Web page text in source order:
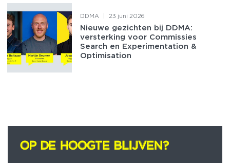
DDMA 23 juni 2026
Nieuwe gezichten bij DDMA:
versterking voor Commissies
Search en Experimentation &
Optimisation
OP DE HOOGTE BLIJVEN?
OP DE HOOGTE BLIJVEN?